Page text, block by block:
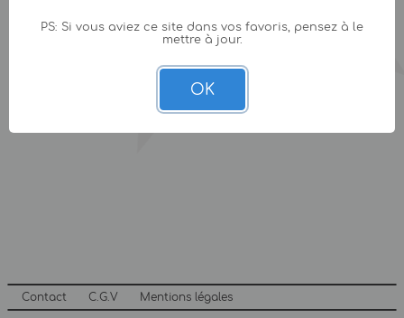
Contact C.G.V Mentions légales
PS: Si vous aviez ce site dans vos favoris, pensez à le
mettre à jour.
OK